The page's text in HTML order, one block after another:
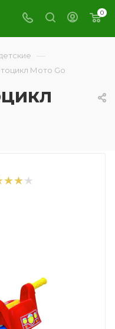
0
—
Мото Go